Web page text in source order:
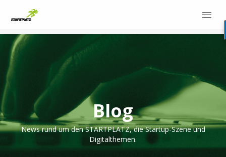
Blog
News rund um den STARTPLATZ, die Startup-Szene und
Digitalthemen.